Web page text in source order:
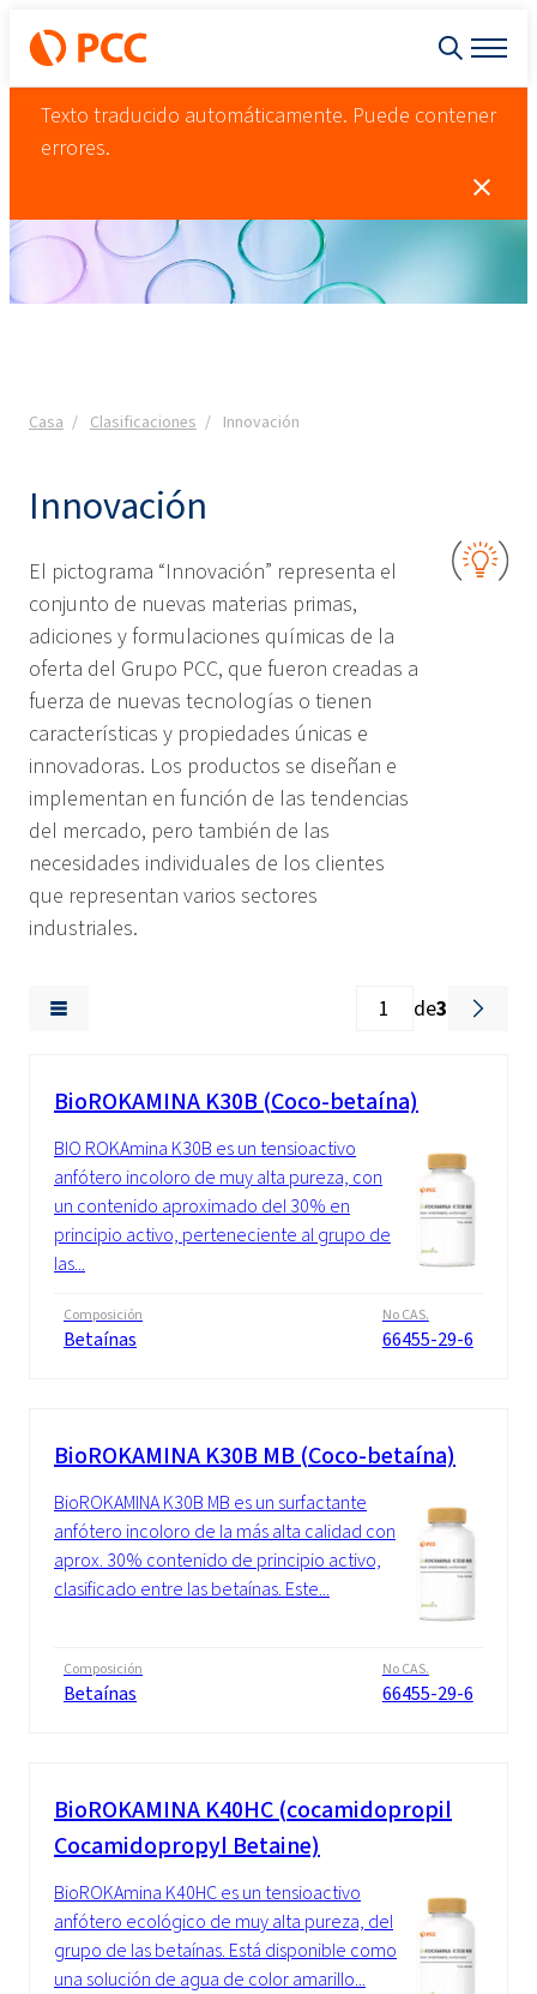
Texto traducido automáticamente. Puede contener
errores.
Casa Clasificaciones Innovación
Innovación
El pictograma “Innovación” representa el
conjunto de nuevas materias primas,
adiciones y formulaciones químicas de la
oferta del Grupo PCC, que fueron creadas a
fuerza de nuevas tecnologías o tienen
características y propiedades únicas e
innovadoras. Los productos se diseñan e
implementan en función de las tendencias
del mercado, pero también de las
necesidades individuales de los clientes
que representan varios sectores
industriales.
de3
BioROKAMINA K30B (Coco-betaína)
BIO ROKAmina K30B es un tensioactivo
anfótero incoloro de muy alta pureza, con
un contenido aproximado del 30% en
principio activo, perteneciente al grupo de
las...
Composición
Betaínas
No CAS.
66455-29-6
BioROKAMINA K30B MB (Coco-betaína)
BioROKAMINA K30B MB es un surfactante
anfótero incoloro de la más alta calidad con
aprox. 30% contenido de principio activo,
clasificado entre las betaínas. Este...
Composición
Betaínas
No CAS.
66455-29-6
BioROKAMINA K40HC (cocamidopropil
Cocamidopropyl Betaine)
BioROKAmina K40HC es un tensioactivo
anfótero ecológico de muy alta pureza, del
grupo de las betaínas. Está disponible como
una solución de agua de color amarillo...